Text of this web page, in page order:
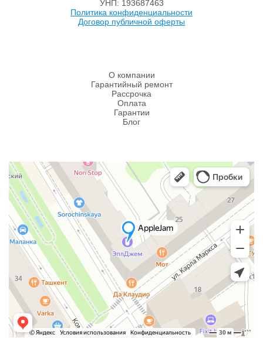
УНП: 193687463
Политика конфиденциальности
Договор публичной оферты
О компании
Гарантийный ремонт
Рассрочка
Оплата
Гарантии
Блог